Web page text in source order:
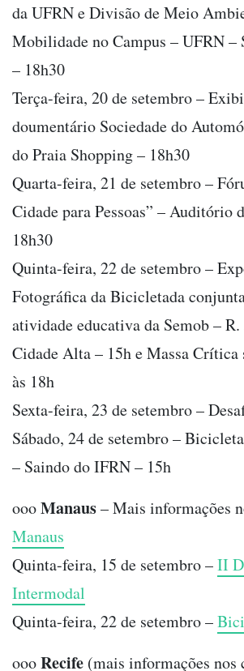
da UFRN e Divisão de Meio
Mobilidade no Campus – UFRN –
– 18h30
Terça-feira, 20 de setembro –
doumentário Sociedade do
do Praia Shopping – 18h30
Quarta-feira, 21 de setembro –
Cidade para Pessoas” – Auditório
18h30
Quinta-feira, 22 de setembro –
Fotográfica da Bicicletada
atividade educativa da Semob – R.
Cidade Alta – 15h e Massa
às 18h
Sexta-feira, 23 de setembro –
Sábado, 24 de setembro –
– Saindo do IFRN – 15h
oooManaus– Mais informações
Manaus
Quinta-feira, 15 de setembro –II
Intermodal
Quinta-feira, 22 de setembro –
oooRecife (mais informações nos